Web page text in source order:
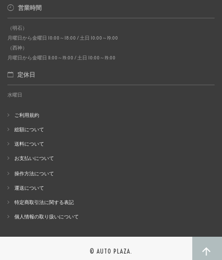
営業時間
（明石）
月曜日から金曜日 10:00～18:00 / 土日 10:00～19:00
（西神）
月曜日から金曜日 11:00～19:00 / 土日 10:00～19:00
定休日
水曜日
ご利用規約
総額について
送料について
お支払いについて
操作方法について
運送について
特定商取引法に関する表記
個人情報の取り扱いについて
© AUTO PLAZA.